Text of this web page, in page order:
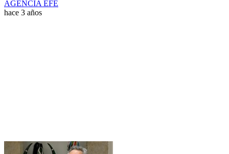
AGENCIA EFE
hace 3 años